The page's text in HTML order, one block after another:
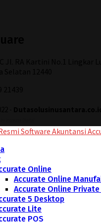
Online
Accurate Online
Accurate Online Private
5 Desktop
Lite
POS